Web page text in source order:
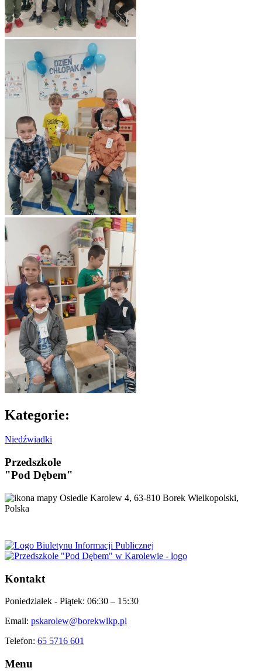
Kategorie:
Niedźwiadki
Przedszkole
"Pod Dębem"
Osiedle Karolew 4, 63-810 Borek Wielkopolski,
Polska
Kontakt
Poniedziałek - Piątek: 06:30 – 15:30
Email: pskarolew@borekwlkp.pl
Telefon: 65 5716 601
Menu